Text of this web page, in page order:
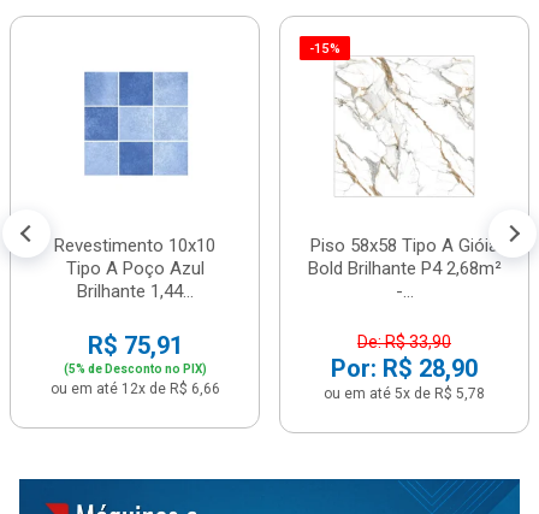
Revestimento 10x10
Tipo A Poço Azul
Brilhante 1,44...
R$ 75,91
(5% de Desconto no PIX)
ou em até 12x de R$ 6,66
-15%
Piso 58x58 Tipo A Gióia
Bold Brilhante P4 2,68m²
-...
De: R$ 33,90
Por: R$ 28,90
ou em até 5x de R$ 5,78